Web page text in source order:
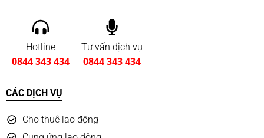
Hotline
0844 343 434
Tư vấn dịch vụ
0844 343 434
CÁC DỊCH VỤ
Cho thuê lao động